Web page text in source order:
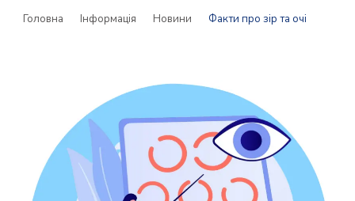
Головна Інформація Новини Факти про зір та очі